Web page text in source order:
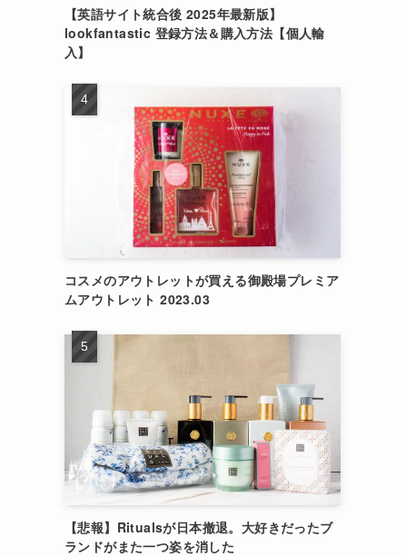
【英語サイト統合後 2025年最新版】
lookfantastic 登録方法＆購入方法【個人輸
入】
コスメのアウトレットが買える御殿場プレミア
ムアウトレット 2023.03
【悲報】Ritualsが日本撤退。大好きだったブ
ランドがまた一つ姿を消した